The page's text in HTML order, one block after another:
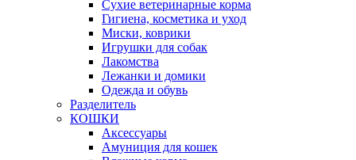
Сухие ветеринарные корма
Гигиена, косметика и уход
Миски, коврики
Игрушки для собак
Лакомства
Лежанки и домики
Одежда и обувь
Разделитель
КОШКИ
Аксессуары
Амуниция для кошек